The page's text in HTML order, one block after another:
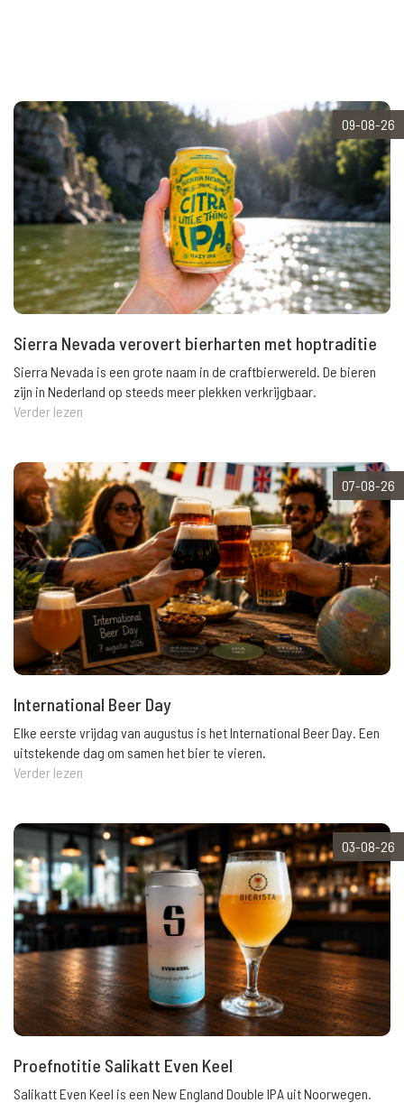
09-08-26
Sierra Nevada verovert bierharten met hoptraditie
Sierra Nevada is een grote naam in de craftbierwereld. De bieren
zijn in Nederland op steeds meer plekken verkrijgbaar.
Verder lezen
07-08-26
International Beer Day
Elke eerste vrijdag van augustus is het International Beer Day. Een
uitstekende dag om samen het bier te vieren.
Verder lezen
03-08-26
Proefnotitie Salikatt Even Keel
Salikatt Even Keel is een New England Double IPA uit Noorwegen.